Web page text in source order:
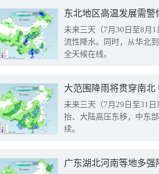
东北地区高温发展需
未来三天（7月30日至8月
流性降水。同时，从华北
全天候在线。
大范围降雨将贯穿南
未来三天（7月29日至31
抬、大陆高压东移，中东
续。
广东湖北河南等地多